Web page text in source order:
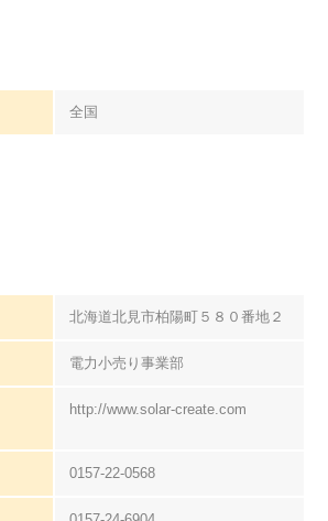
全国
北海道北見市柏陽町５８０番地２
電力小売り事業部
http://www.solar-create.com
0157-22-0568